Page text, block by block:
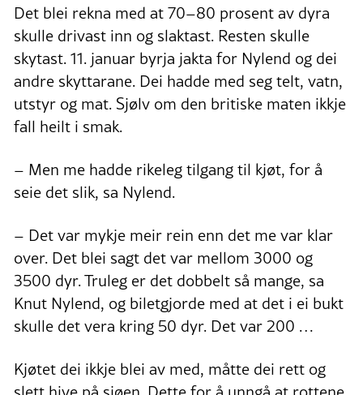
Det blei rekna med at 70–80 prosent av dyra
skulle drivast inn og slaktast. Resten skulle
skytast. 11. januar byrja jakta for Nylend og dei
andre skyttarane. Dei hadde med seg telt, vatn,
utstyr og mat. Sjølv om den britiske maten ikkje
fall heilt i smak.
– Men me hadde rikeleg tilgang til kjøt, for å
seie det slik, sa Nylend.
– Det var mykje meir rein enn det me var klar
over. Det blei sagt det var mellom 3000 og
3500 dyr. Truleg er det dobbelt så mange, sa
Knut Nylend, og biletgjorde med at det i ei bukt
skulle det vera kring 50 dyr. Det var 200 …
Kjøtet dei ikkje blei av med, måtte dei rett og